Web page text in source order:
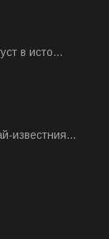
в исто...
известния...